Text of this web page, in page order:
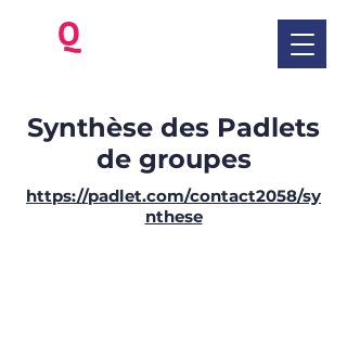
Q
Benoit Kriegel
Synthèse des Padlets
de groupes
https://padlet.com/contact2058/sy
nthese